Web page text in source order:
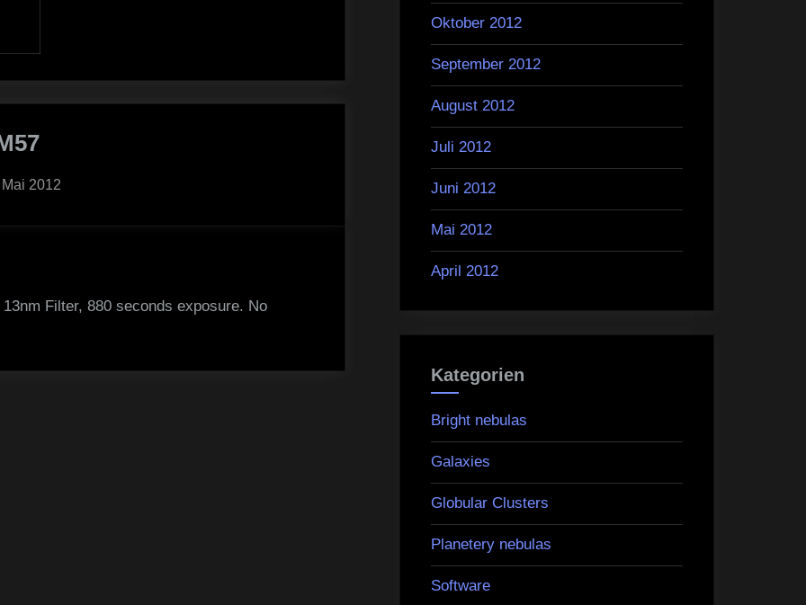
2012
Filter, 880 seconds exposure. No
Oktober 2012
September 2012
August 2012
Juli 2012
Juni 2012
Mai 2012
April 2012
Kategorien
Bright nebulas
Galaxies
Globular Clusters
Planetery nebulas
Software